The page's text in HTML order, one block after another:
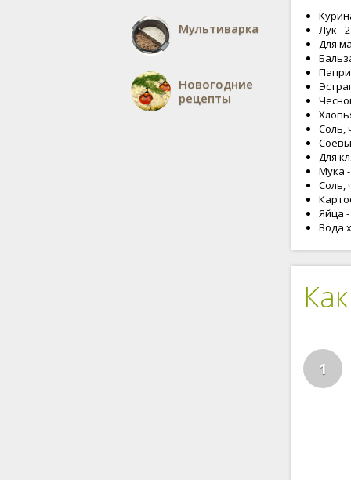
Мультиварка
Новогодние
рецепты
Лук -
Для
Соль,
Для
Мука
Соль,
Яйца
Вода
1